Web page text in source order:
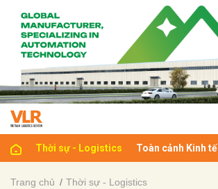
Thời sự - Logistics Toàn cảnh Kinh tế
Trang chủ Thời sự - Logistics
luận